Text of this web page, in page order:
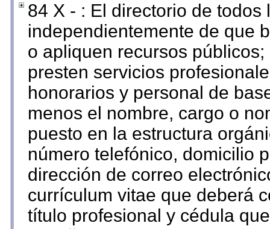
84 X - : El directorio de
independientemente de que
o apliquen recursos
presten servicios
honorarios y personal de
menos el nombre, cargo o
puesto en la estructura
número telefónico, domicilio
dirección de correo
currículum vitae que deberá
título profesional y cédula